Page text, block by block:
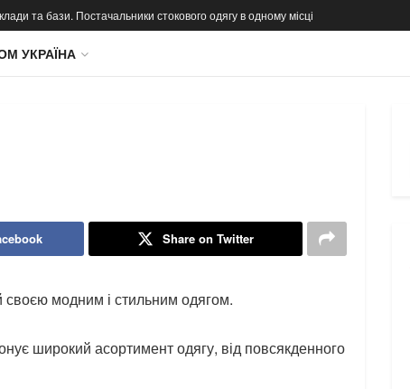
та бази. Постачальники стокового одягу в одному місці
УКРАЇНА
Share on Twitter
модним і стильним одягом.
широкий асортимент одягу, від повсякденного